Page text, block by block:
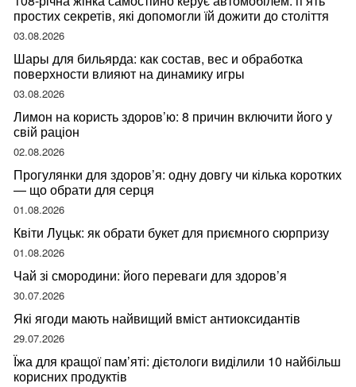
простих секретів, які допомогли їй дожити до століття
03.08.2026
Шары для бильярда: как состав, вес и обработка
поверхности влияют на динамику игры
03.08.2026
Лимон на користь здоров’ю: 8 причин включити його у
свій раціон
02.08.2026
Прогулянки для здоров’я: одну довгу чи кілька коротких
— що обрати для серця
01.08.2026
Квіти Луцьк: як обрати букет для приємного сюрпризу
01.08.2026
Чай зі смородини: його переваги для здоров’я
30.07.2026
Які ягоди мають найвищий вміст антиоксидантів
29.07.2026
Їжа для кращої пам’яті: дієтологи виділили 10 найбільш
корисних продуктів